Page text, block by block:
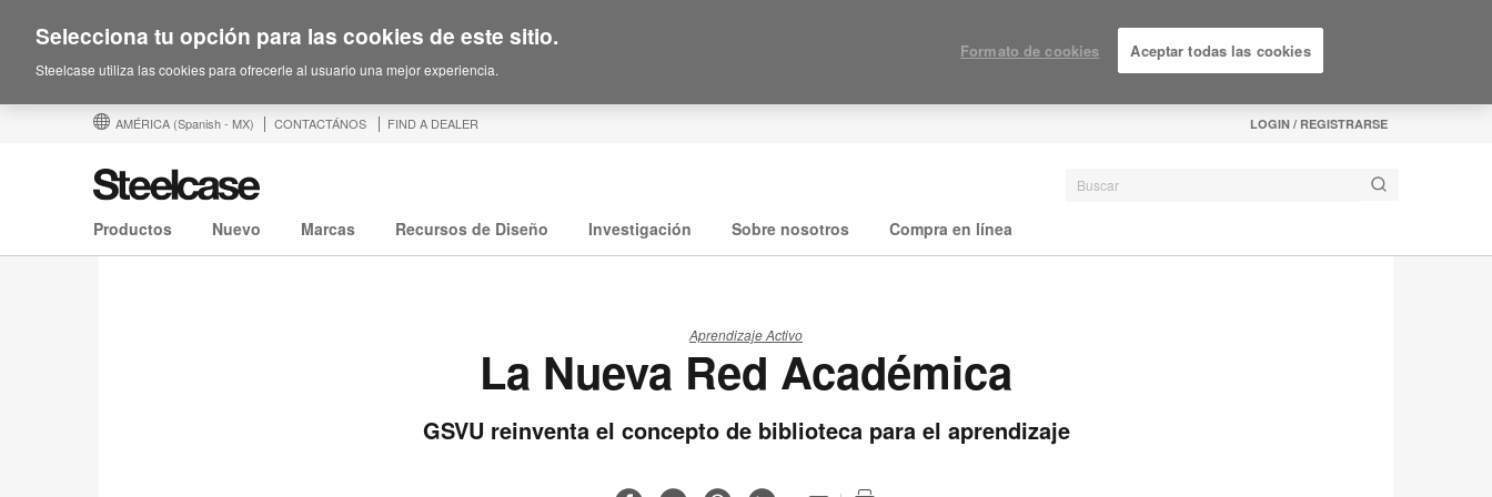
AMÉRICA (Spanish - MX) CONTACTÁNOS FIND A DEALER LOGIN / REGISTRARSE
Productos Nuevo Marcas Recursos de Diseño Investigación Sobre nosotros Compra en línea
Aprendizaje Activo
La Nueva Red Académica
GSVU reinventa el concepto de biblioteca para el aprendizaje
Selecciona tu opción para las cookies de este sitio.
Steelcase utiliza las cookies para ofrecerle al usuario una mejor experiencia.
Formato de cookies Aceptar todas las cookies